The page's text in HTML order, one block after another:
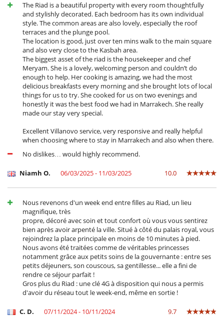
The Riad is a beautiful property with every room thoughtfully
and stylishly decorated. Each bedroom has its own individual
style. The common areas are also lovely, especially the roof
terraces and the plunge pool.
The location is good, just over ten mins walk to the main square
and also very close to the Kasbah area.
The biggest asset of the riad is the housekeeper and chef
Meryam. She is a lovely, welcoming person and couldn’t do
enough to help. Her cooking is amazing, we had the most
delicious breakfasts every morning and she brought lots of local
things for us to try. She cooked for us on two evenings and
honestly it was the best food we had in Marrakech. She really
made our stay very special.
Excellent Villanovo service, very responsive and really helpful
when choosing where to stay in Marrakech and also when there.
No dislikes… would highly recommend.
Niamh O. 06/03/2025 - 11/03/2025 10.0
Nous revenons d'un week end entre filles au Riad, un lieu
magnifique, très
propre, décoré avec soin et tout confort où vous vous sentirez
bien après avoir arpenté la ville. Situé à côté du palais royal, vous
rejoindrez la place principale en moins de 10 minutes à pied.
Nous avons été traitées comme de véritables princesses
notamment grâce aux petits soins de la gouvernante : entre ses
petits déjeuners, son couscous, sa gentillesse... elle a fini de
rendre ce séjour parfait !
Gros plus du Riad : une clé 4G à disposition qui nous a permis
d'avoir du réseau tout le week-end, même en sortie !
C. D. 07/11/2024 - 10/11/2024 9.7